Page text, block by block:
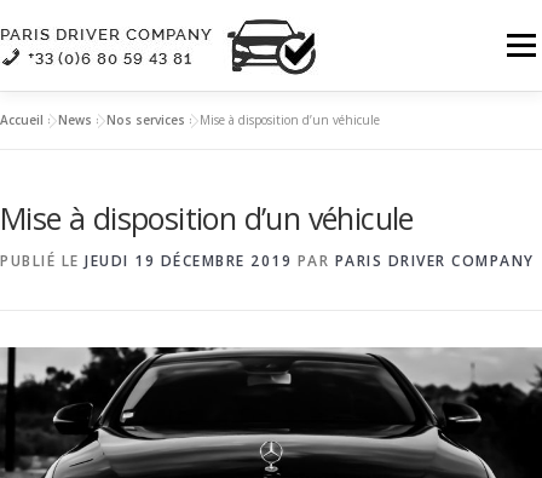
au
contenu
Menu
NOTRE FLOTTE CONTACT
Accueil »News »Nos services »Mise à disposition d’un véhicule
Mise à disposition d’un véhicule
PUBLIÉ LE JEUDI 19 DÉCEMBRE 2019 PAR PARIS DRIVER COMPANY